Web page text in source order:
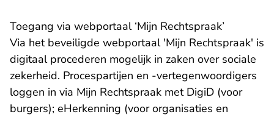
Toegang via webportaal ‘Mijn Rechtspraak’
Via het beveiligde webportaal 'Mijn Rechtspraak' -
is
digitaal procederen mogelijk in zaken over sociale
zekerheid. Procespartijen en -vertegenwoordigers
loggen in via Mijn Rechtspraak met DigiD (voor
burgers); eHerkenning (voor organisaties en